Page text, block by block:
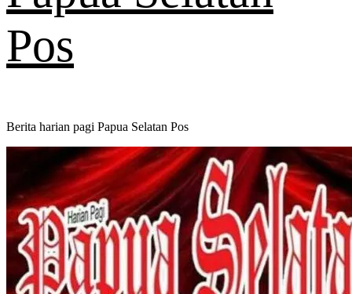
Pos
Berita harian pagi Papua Selatan Pos
Primary